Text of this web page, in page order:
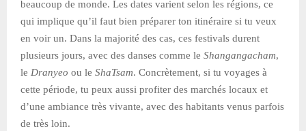
beaucoup de monde. Les dates varient selon les régions, ce
qui implique qu’il faut bien préparer ton itinéraire si tu veux
en voir un. Dans la majorité des cas, ces festivals durent
plusieurs jours, avec des danses comme le Shangangacham,
le Dranyeo ou le ShaTsam. Concrètement, si tu voyages à
cette période, tu peux aussi profiter des marchés locaux et
d’une ambiance très vivante, avec des habitants venus parfois
de très loin.